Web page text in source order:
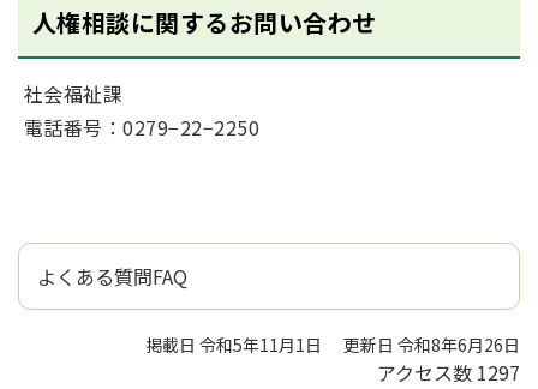
人権相談に関するお問い合わせ
社会福祉課
電話番号：0279−22−2250
よくある質問FAQ
掲載日 令和5年11月1日 更新日 令和8年6月26日
アクセス数 1297